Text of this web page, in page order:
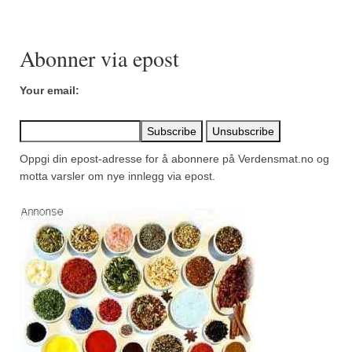
Norsk fjordkrydder
Paprikapulver, pikant
Parisisk pepper
Purreløk (tørket)
Quatre épices
Rosépepper
Salvie
Abonner via epost
Your email:
Oppgi din epost-adresse for å abonnere på Verdensmat.no og
motta varsler om nye innlegg via epost.